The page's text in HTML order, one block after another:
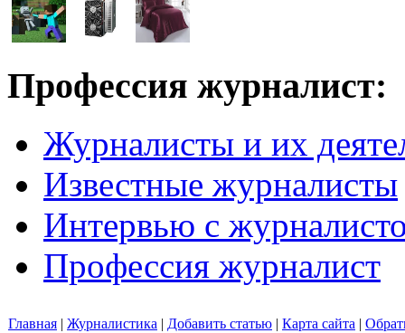
Профессия журналист:
Журналисты и их
Известные журналисты
Интервью с
Профессия журналист
Главная | Журналистика | Добавить статью | Карта сайта |